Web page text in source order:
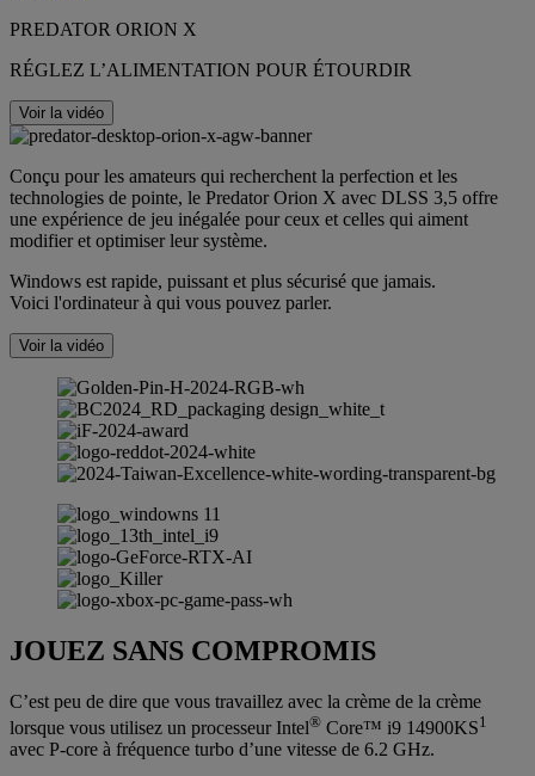
PREDATOR ORION X
RÉGLEZ L’ALIMENTATION POUR ÉTOURDIR
Voir la vidéo
Conçu pour les amateurs qui recherchent la perfection et les
technologies de pointe, le Predator Orion X avec DLSS 3,5 offre
une expérience de jeu inégalée pour ceux et celles qui aiment
modifier et optimiser leur système.
Windows est rapide, puissant et plus sécurisé que jamais.
Voici l'ordinateur à qui vous pouvez parler.
Voir la vidéo
JOUEZ SANS COMPROMIS
C’est peu de dire que vous travaillez avec la crème de la crème
lorsque vous utilisez un processeur Intel® Core™ i9 14900KS1
avec P-core à fréquence turbo d’une vitesse de 6.2 GHz.